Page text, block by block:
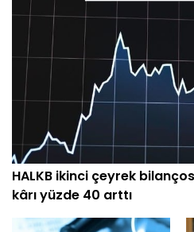
HALKB ikinci çeyrek
kârı yüzde 40 arttı